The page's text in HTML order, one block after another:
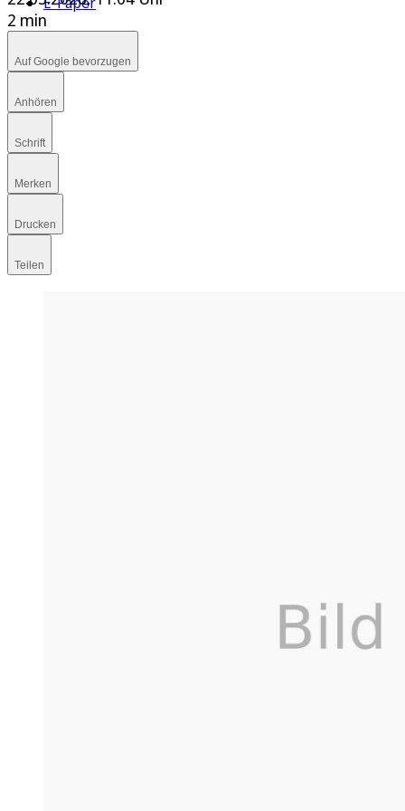
2 min
Auf Google bevorzugen
Anhören
Schrift
Merken
Drucken
Teilen